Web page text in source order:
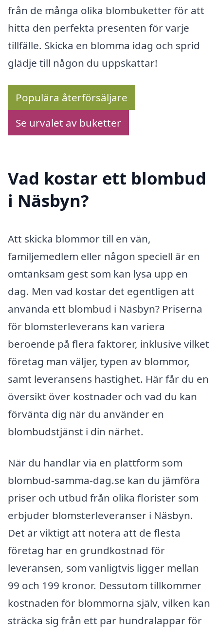
från de många olika blombuketter för att
hitta den perfekta presenten för varje
tillfälle. Skicka en blomma idag och sprid
glädje till någon du uppskattar!
Populära återförsäljare
Se urvalet av buketter
Vad kostar ett blombud
i Näsbyn?
Att skicka blommor till en vän,
familjemedlem eller någon speciell är en
omtänksam gest som kan lysa upp en
dag. Men vad kostar det egentligen att
använda ett blombud i Näsbyn? Priserna
för blomsterleverans kan variera
beroende på flera faktorer, inklusive vilket
företag man väljer, typen av blommor,
samt leveransens hastighet. Här får du en
översikt över kostnader och vad du kan
förvänta dig när du använder en
blombudstjänst i din närhet.
När du handlar via en plattform som
blombud-samma-dag.se kan du jämföra
priser och utbud från olika florister som
erbjuder blomsterleveranser i Näsbyn.
Det är viktigt att notera att de flesta
företag har en grundkostnad för
leveransen, som vanligtvis ligger mellan
99 och 199 kronor. Dessutom tillkommer
kostnaden för blommorna själv, vilken kan
sträcka sig från ett par hundralappar för